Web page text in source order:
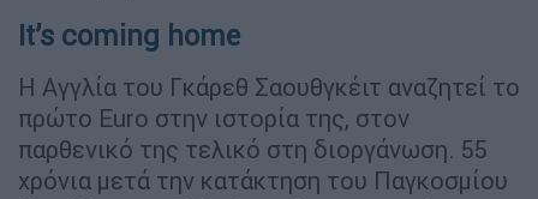
It’s coming home
Η Αγγλία του Γκάρεθ Σαουθγκέιτ αναζητεί το
πρώτο Euro στην ιστορία της, στον
παρθενικό της τελικό στη διοργάνωση. 55
χρόνια μετά την κατάκτηση του Παγκοσμίου